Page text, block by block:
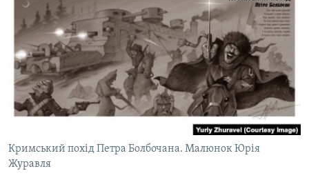
СПЕЦПРОЕКТИ
ДЕПОРТАЦІЯ
ВІДЕОУРОКИ «ELIFBE»
СВІДЧЕННЯ ОКУПАЦІЇ
ІНФОГРАФІКА
ЯК ОБІЙТИ БЛОКУВАННЯ
Русский
Qırımtatar
ДОЛУЧАЙСЯ!
Кримський похід Петра Болбочана. Малюнок Юрія
Журавля